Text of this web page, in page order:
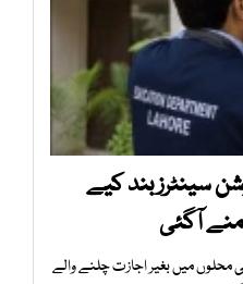
سینٹرز بند کیے
آگئی
محلوں میں بغیر اجازت چلنے والے